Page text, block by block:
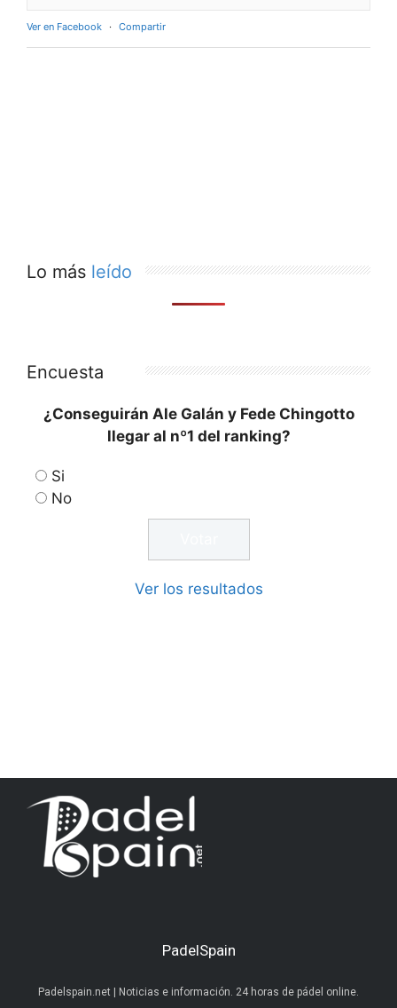
Ver en Facebook · Compartir
Lo más leído
Encuesta
¿Conseguirán Ale Galán y Fede Chingotto
llegar al nº1 del ranking?
Si
No
Ver los resultados
PadelSpain
Padelspain.net | Noticias e información. 24 horas de pádel online.